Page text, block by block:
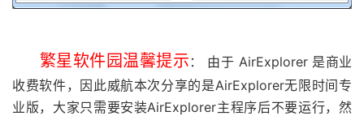
繁星软件园温馨提示 ： 由于 AirExplorer 是商业
收费软件，因此威航本次分享的是AirExplorer无限时间专
业版，大家只需要安装AirExplorer主程序后不要运行，然